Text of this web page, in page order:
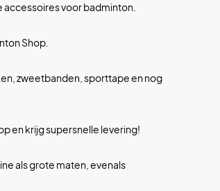
accessoires voor badminton.
Shop.
zweetbanden, sporttape en nog
en krijg supersnelle levering!
als grote maten, evenals